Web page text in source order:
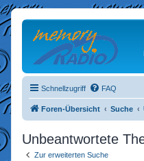
Schnellzugriff FAQ
Foren-Übersicht Suche
Unbeantwortete
Zur erweiterten Suche